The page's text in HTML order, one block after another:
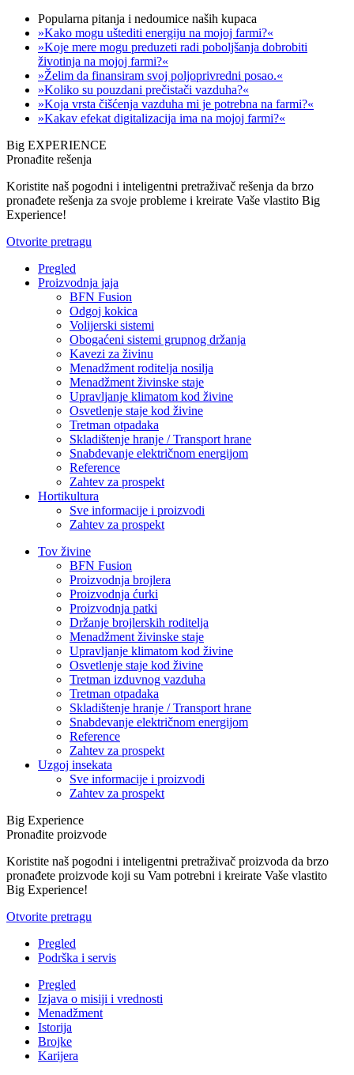
Popularna pitanja i nedoumice naših kupaca
»Kako mogu uštediti energiju na mojoj farmi?«
»Koje mere mogu preduzeti radi poboljšanja dobrobiti
životinja na mojoj farmi?«
»Želim da finansiram svoj poljoprivredni posao.«
»Koliko su pouzdani prečistači vazduha?«
»Koja vrsta čišćenja vazduha mi je potrebna na farmi?«
»Kakav efekat digitalizacija ima na mojoj farmi?«
Big EXPERIENCE
Pronađite rešenja
Koristite naš pogodni i inteligentni pretraživač rešenja da brzo
pronađete rešenja za svoje probleme i kreirate Vaše vlastito Big
Experience!
Otvorite pretragu
Pregled
Proizvodnja jaja
BFN Fusion
Odgoj kokica
Volijerski sistemi
Obogaćeni sistemi grupnog držanja
Kavezi za živinu
Menadžment roditelja nosilja
Menadžment živinske staje
Upravljanje klimatom kod živine
Osvetlenje staje kod živine
Tretman otpadaka
Skladištenje hranje / Transport hrane
Snabdevanje električnom energijom
Reference
Zahtev za prospekt
Hortikultura
Sve informacije i proizvodi
Zahtev za prospekt
Tov živine
BFN Fusion
Proizvodnja brojlera
Proizvodnja ćurki
Proizvodnja patki
Držanje brojlerskih roditelja
Menadžment živinske staje
Upravljanje klimatom kod živine
Osvetlenje staje kod živine
Tretman izduvnog vazduha
Tretman otpadaka
Skladištenje hranje / Transport hrane
Snabdevanje električnom energijom
Reference
Zahtev za prospekt
Uzgoj insekata
Sve informacije i proizvodi
Zahtev za prospekt
Big Experience
Pronađite proizvode
Koristite naš pogodni i inteligentni pretraživač proizvoda da brzo
pronađete proizvode koji su Vam potrebni i kreirate Vaše vlastito
Big Experience!
Otvorite pretragu
Pregled
Podrška i servis
Pregled
Izjava o misiji i vrednosti
Menadžment
Istorija
Brojke
Karijera